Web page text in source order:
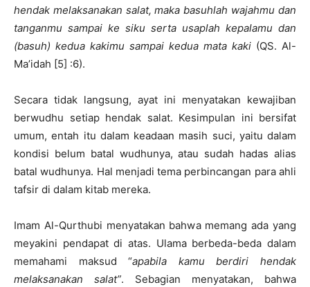
hendak melaksanakan salat, maka basuhlah wajahmu dan
tanganmu sampai ke siku serta usaplah kepalamu dan
(basuh) kedua kakimu sampai kedua mata kaki (QS. Al-
Ma’idah [5] :6).
Secara tidak langsung, ayat ini menyatakan kewajiban
berwudhu setiap hendak salat. Kesimpulan ini bersifat
umum, entah itu dalam keadaan masih suci, yaitu dalam
kondisi belum batal wudhunya, atau sudah hadas alias
batal wudhunya. Hal menjadi tema perbincangan para ahli
tafsir di dalam kitab mereka.
Imam Al-Qurthubi menyatakan bahwa memang ada yang
meyakini pendapat di atas. Ulama berbeda-beda dalam
memahami maksud “apabila kamu berdiri hendak
melaksanakan salat”. Sebagian menyatakan, bahwa